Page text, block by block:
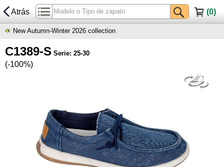
Atrás (0)
New Autumn-Winter 2026 collection
C1389-S Serie: 25-30
(-100%)